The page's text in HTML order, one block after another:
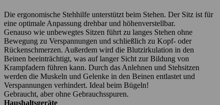
Die ergonomische Stehhilfe unterstützt beim Stehen. Der Sitz ist für
eine optimale Anpassung drehbar und höhenverstellbar.
Genauso wie unbewegtes Sitzen führt zu langes Stehen ohne
Bewegung zu Verspannungen und schließlich zu Kopf- oder
Rückenschmerzen. Außerdem wird die Blutzirkulation in den
Beinen beeinträchtigt, was auf langer Sicht zur Bildung von
Krampfadern führen kann. Durch das Anlehnen und Stehsitzen
werden die Muskeln und Gelenke in den Beinen entlastet und
Verspannungen verhindert. Ideal beim Bügeln!
Gebraucht, aber ohne Gebrauchsspuren.
Haushaltsgeräte